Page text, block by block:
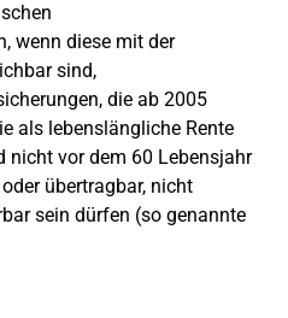
wenn diese mit der
sind,
die ab 2005
als lebenslängliche Rente
nicht vor dem 60 Lebensjahr
übertragbar, nicht
sein dürfen (so genannte